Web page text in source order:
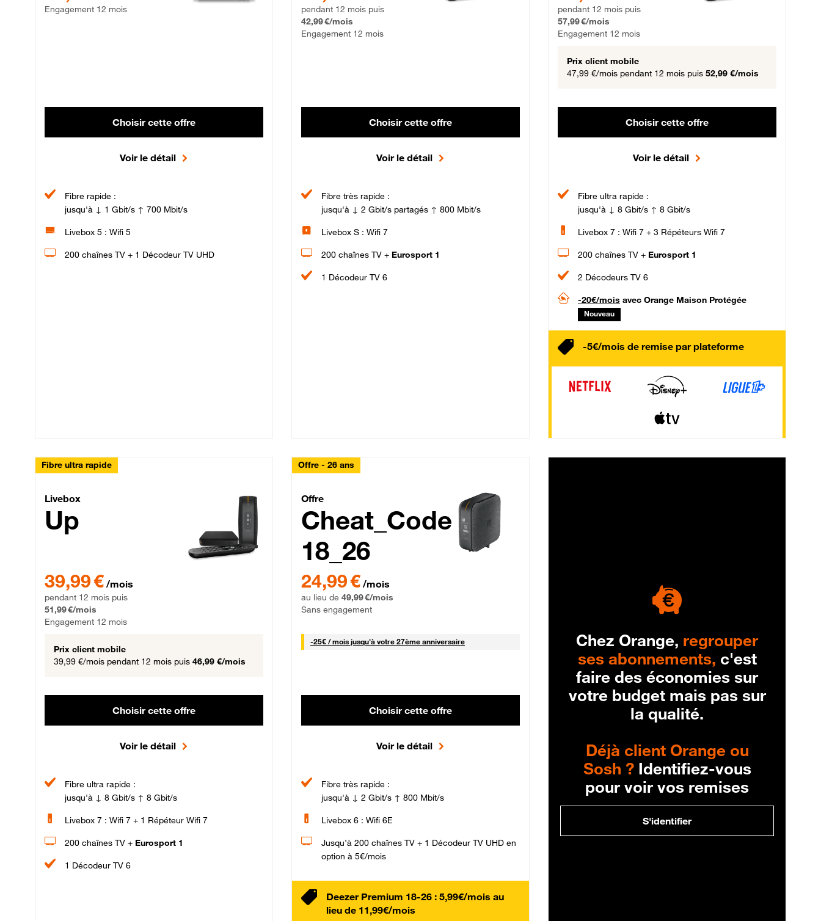
Engagement 12 mois
Choisir cette offre
Voir le détail
Fibre rapide :
jusqu'à ↓ 1 Gbit/s ↑ 700 Mbit/s
Livebox 5 : Wifi 5
200 chaînes TV + 1 Décodeur TV UHD
pendant 12 mois puis
42,99 €/mois
Engagement 12 mois
Choisir cette offre
Voir le détail
Fibre très rapide :
jusqu'à ↓ 2 Gbit/s partagés ↑ 800 Mbit/s
Livebox S : Wifi 7
200 chaînes TV + Eurosport 1
1 Décodeur TV 6
pendant 12 mois puis
57,99 €/mois
Engagement 12 mois
Prix client mobile
47,99 €/mois pendant 12 mois puis 52,99 €/mois
Choisir cette offre
Voir le détail
Fibre ultra rapide :
jusqu'à ↓ 8 Gbit/s ↑ 8 Gbit/s
Livebox 7 : Wifi 7 + 3 Répéteurs Wifi 7
200 chaînes TV + Eurosport 1
2 Décodeurs TV 6
-20€/mois avec Orange Maison Protégée
Nouveau
-5€/mois de remise par plateforme
Fibre ultra rapide
Livebox Up Fibre
Livebox
Up
39,99 € /mois
pendant 12 mois puis
51,99 €/mois
Engagement 12 mois
Prix client mobile
39,99 €/mois pendant 12 mois puis 46,99 €/mois
Choisir cette offre
Voir le détail
Fibre ultra rapide :
jusqu'à ↓ 8 Gbit/s ↑ 8 Gbit/s
Livebox 7 : Wifi 7 + 1 Répéteur Wifi 7
200 chaînes TV + Eurosport 1
1 Décodeur TV 6
Offre - 26 ans
Cheat_Code Fibre_18_26
Offre
Cheat_Code
18_26
24,99 € /mois
au lieu de 49,99 €/mois
Sans engagement
-25€ / mois25 € par mois
jusqu'à votre 27ème anniversaire
Choisir cette offre
Voir le détail
Fibre très rapide :
jusqu'à ↓ 2 Gbit/s ↑ 800 Mbit/s
Livebox 6 : Wifi 6E
Jusqu’à 200 chaînes TV + 1 Décodeur TV UHD en
option à 5€/mois
Deezer Premium 18-26 : 5,99€/mois au
lieu de 11,99€/mois
Chez Orange, regrouper
ses abonnements, c'est
faire des économies sur
votre budget mais pas sur
la qualité.
Déjà client Orange ou
Sosh ?Identifiez-vous
pour voir vos remises
S'identifier